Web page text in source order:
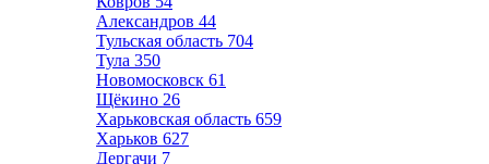
Александров 44
Тульская область 704
Тула 350
Новомосковск 61
Щёкино 26
Харьковская область 659
Харьков 627
Дергачи 7